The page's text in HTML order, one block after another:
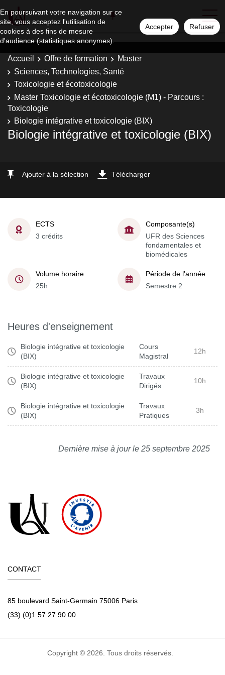
En poursuivant votre navigation sur ce
site, vous acceptez l'utilisation de
cookies à des fins de mesure
d'audience (statistiques anonymes).
Accepter Refuser
Accueil Offre de formation
Master
Sciences, Technologies, Santé
Toxicologie et écotoxicologie
Master Toxicologie et écotoxicologie (M1) - Parcours :
Toxicologie
Biologie intégrative et toxicologie (BIX)
Biologie intégrative et toxicologie (BIX)
Ajouter à la sélection Télécharger
ECTS
3 crédits
Composante(s)
UFR des Sciences
fondamentales et
biomédicales
Volume horaire
25h
Période de l'année
Semestre 2
Heures d'enseignement
Biologie intégrative et toxicologie
(BIX)
Cours
Magistral
12h
Biologie intégrative et toxicologie
(BIX)
Travaux
Dirigés
10h
Biologie intégrative et toxicologie
(BIX)
Travaux
Pratiques
3h
Dernière mise à jour le 25 septembre 2025
CONTACT
85 boulevard Saint-Germain 75006 Paris
(33) (0)1 57 27 90 00
Copyright © 2026. Tous droits réservés.